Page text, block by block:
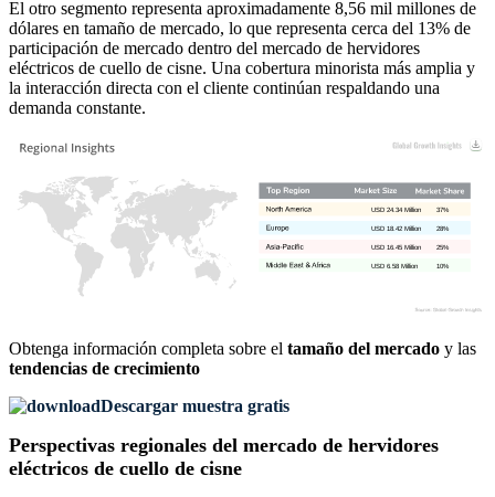
El otro segmento representa aproximadamente 8,56 mil millones de
dólares en tamaño de mercado, lo que representa cerca del 13% de
participación de mercado dentro del mercado de hervidores
eléctricos de cuello de cisne. Una cobertura minorista más amplia y
la interacción directa con el cliente continúan respaldando una
demanda constante.
10%
USD 6.58 Million
25%
USD 16.45 Million
28%
USD 18.42 Million
37%
USD 24.34 Million
Obtenga información completa sobre el tamaño del mercado y las
tendencias de crecimiento
Descargar muestra gratis
Perspectivas regionales del mercado de hervidores
eléctricos de cuello de cisne